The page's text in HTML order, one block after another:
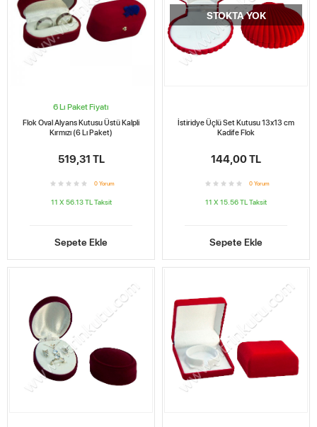
6 Lı Paket Fiyatı
Flok Oval Alyans Kutusu Üstü Kalpli
Kırmızı (6 Lı Paket)
519,31 TL
0 Yorum
11 X 56.13 TL Taksit
Sepete Ekle
STOKTA YOK
İstiridye Üçlü Set Kutusu 13x13 cm
Kadife Flok
144,00 TL
0 Yorum
11 X 15.56 TL Taksit
Sepete Ekle